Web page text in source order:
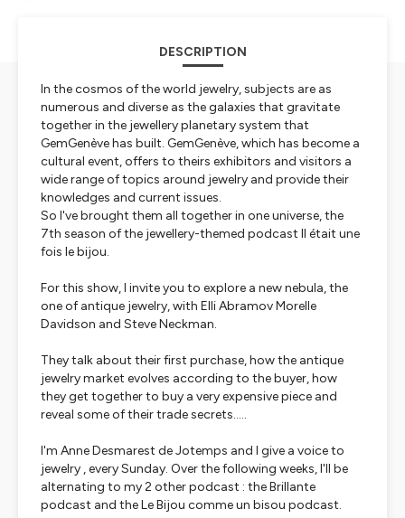
DESCRIPTION
In the cosmos of the world jewelry, subjects are as
numerous and diverse as the galaxies that gravitate
together in the jewellery planetary system that
GemGenève has built. GemGenève, which has become a
cultural event, offers to theirs exhibitors and visitors a
wide range of topics around jewelry and provide their
knowledges and current issues.
So I've brought them all together in one universe, the
7th season of the jewellery-themed podcast Il était une
fois le bijou.
For this show, I invite you to explore a new nebula, the
one of antique jewelry, with Elli Abramov Morelle
Davidson and Steve Neckman.
They talk about their first purchase, how the antique
jewelry market evolves according to the buyer, how
they get together to buy a very expensive piece and
reveal some of their trade secrets.....
I'm Anne Desmarest de Jotemps and I give a voice to
jewelry , every Sunday. Over the following weeks, I'll be
alternating to my 2 other podcast : the Brillante
podcast and the Le Bijou comme un bisou podcast.